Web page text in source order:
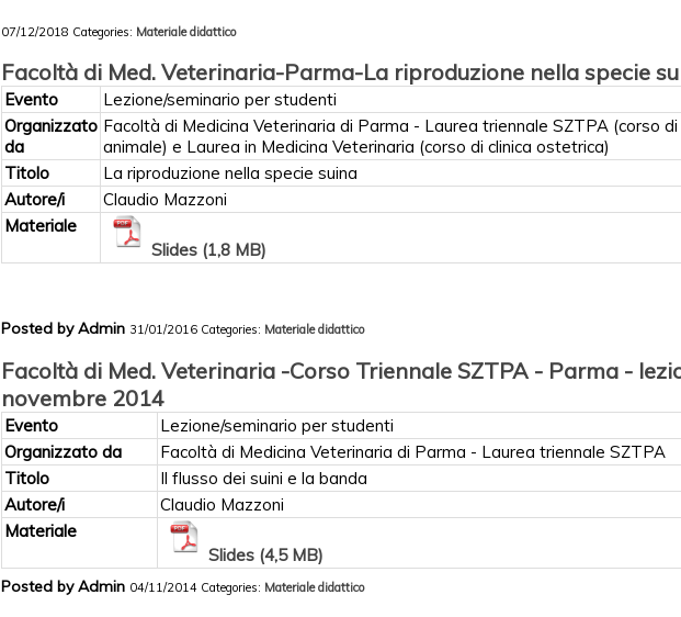
07/12/2018 Categories: Materiale didattico
Facoltà di Med. Veterinaria-Parma-La riproduzione nella specie
Evento
Lezione/seminario per studenti
Organizzato
da
Facoltà di Medicina Veterinaria di Parma - Laurea triennale SZTPA (corso
animale) e Laurea in Medicina Veterinaria (corso di clinica ostetrica)
Titolo
La riproduzione nella specie suina
Autore/i
Claudio Mazzoni
Materiale
Slides (1,8 MB)
Posted by Admin 31/01/2016 Categories: Materiale didattico
Facoltà di Med. Veterinaria -Corso Triennale SZTPA - Parma -
novembre 2014
Evento
Lezione/seminario per studenti
Organizzato da
Facoltà di Medicina Veterinaria di Parma - Laurea triennale SZTPA
Titolo
Il flusso dei suini e la banda
Autore/i
Claudio Mazzoni
Materiale
Slides (4,5 MB)
Posted by Admin 04/11/2014 Categories: Materiale didattico